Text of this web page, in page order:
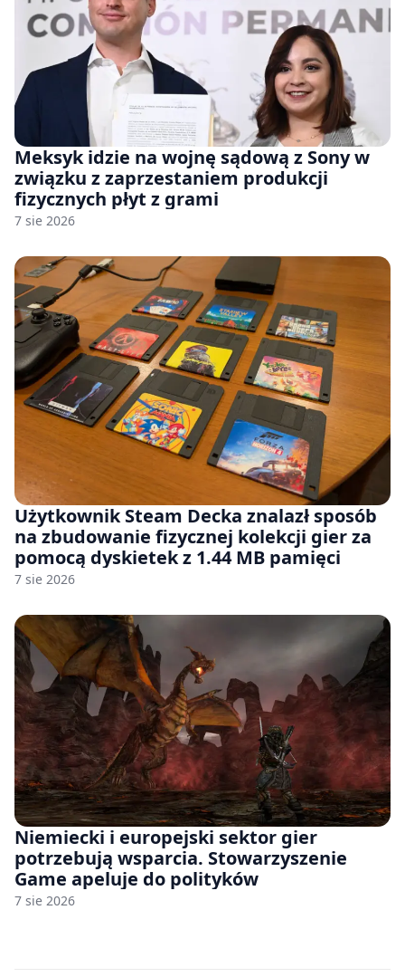
Meksyk idzie na wojnę sądową z Sony w
związku z zaprzestaniem produkcji
fizycznych płyt z grami
7 sie 2026
Użytkownik Steam Decka znalazł sposób
na zbudowanie fizycznej kolekcji gier za
pomocą dyskietek z 1.44 MB pamięci
7 sie 2026
Niemiecki i europejski sektor gier
potrzebują wsparcia. Stowarzyszenie
Game apeluje do polityków
7 sie 2026